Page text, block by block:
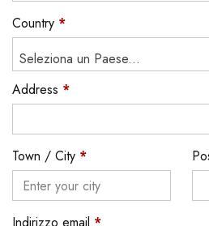
Country *
Seleziona un Paese...
Address *
Town / City *